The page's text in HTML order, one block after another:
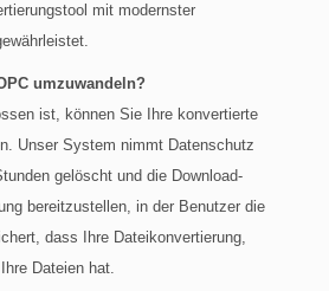
mit modernster
umzuwandeln?
ist, können Sie Ihre konvertierte
Unser System nimmt Datenschutz
gelöscht und die Download-
bereitzustellen, in der Benutzer die
dass Ihre Dateikonvertierung,
Dateien hat.